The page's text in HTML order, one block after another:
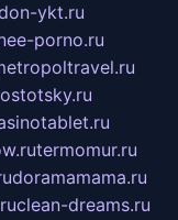
ykt.ru
porno.ru
termomur.ru
doramamama.ru
clean-dreams.ru